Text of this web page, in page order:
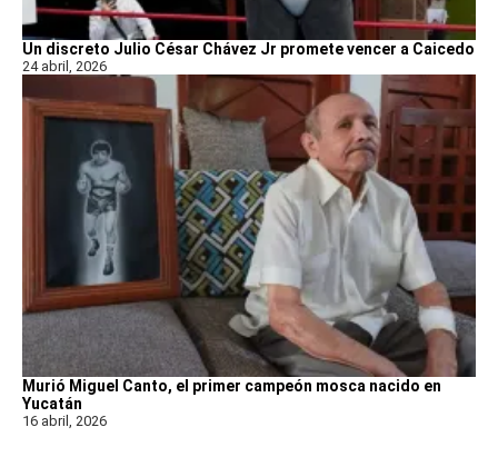
Un discreto Julio César Chávez Jr promete vencer a Caicedo
24 abril, 2026
Murió Miguel Canto, el primer campeón mosca nacido en
Yucatán
16 abril, 2026